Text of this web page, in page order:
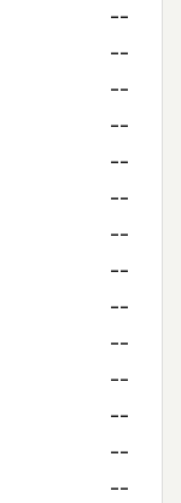
--
--
--
--
--
--
--
--
--
--
--
--
--
--